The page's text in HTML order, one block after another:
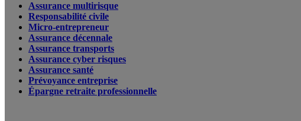
Assurance multirisque
Responsabilité civile
Micro-entrepreneur
Assurance décennale
Assurance transports
Assurance cyber risques
Assurance santé
Prévoyance entreprise
Épargne retraite professionnelle